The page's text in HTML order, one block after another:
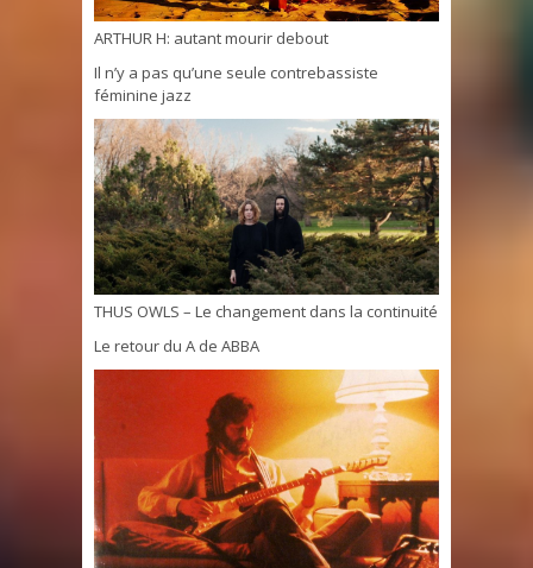
ARTHUR H: autant mourir debout
Il n’y a pas qu’une seule contrebassiste
féminine jazz
THUS OWLS – Le changement dans la continuité
Le retour du A de ABBA